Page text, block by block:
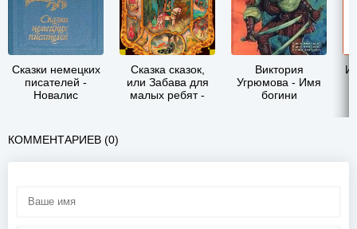
Сказки немецких
писателей -
Новалис
Сказка сказок,
или Забава для
малых ребят -
Виктория
Угрюмова - Имя
богини
КОММЕНТАРИЕВ (0)